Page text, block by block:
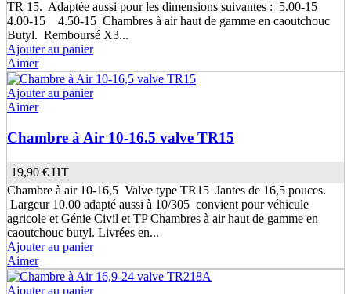
TR 15. Adaptée aussi pour les dimensions suivantes : 5.00-15
4.00-15 4.50-15 Chambres à air haut de gamme en caoutchouc
Butyl. Remboursé X3...
Ajouter au panier
Aimer
Ajouter au panier
Aimer
Chambre à Air 10-16.5 valve TR15
19,90 € HT
Chambre à air 10-16,5 Valve type TR15 Jantes de 16,5 pouces.
Largeur 10.00 adapté aussi à 10/305 convient pour véhicule
agricole et Génie Civil et TP Chambres à air haut de gamme en
caoutchouc butyl. Livrées en...
Ajouter au panier
Aimer
Ajouter au panier